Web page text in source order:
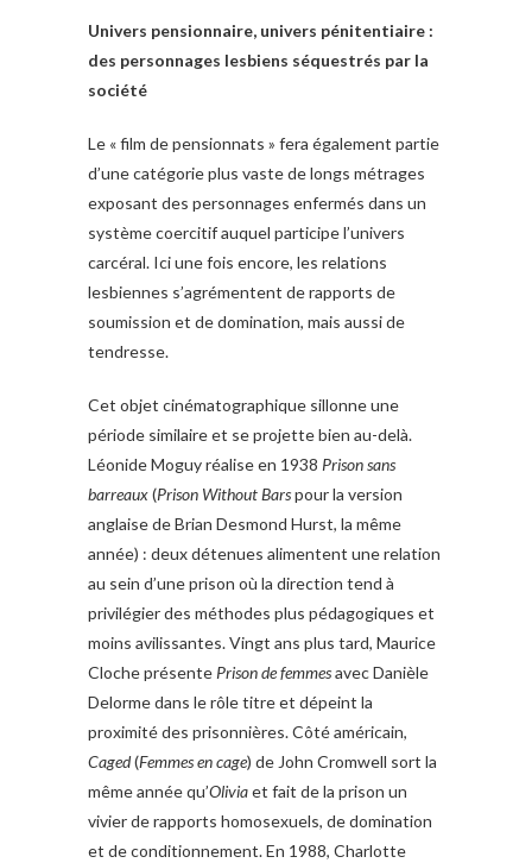
Univers pensionnaire, univers pénitentiaire :
des personnages lesbiens séquestrés par la
société
Le « film de pensionnats » fera également partie
d’une catégorie plus vaste de longs métrages
exposant des personnages enfermés dans un
système coercitif auquel participe l’univers
carcéral. Ici une fois encore, les relations
lesbiennes s’agrémentent de rapports de
soumission et de domination, mais aussi de
tendresse.
Cet objet cinématographique sillonne une
période similaire et se projette bien au-delà.
Léonide Moguy réalise en 1938 Prison sans
barreaux(Prison Without Barspour la version
anglaise de Brian Desmond Hurst, la même
année) : deux détenues alimentent une relation
au sein d’une prison où la direction tend à
privilégier des méthodes plus pédagogiques et
moins avilissantes. Vingt ans plus tard, Maurice
Cloche présente Prison de femmesavec Danièle
Delorme dans le rôle titre et dépeint la
proximité des prisonnières. Côté américain,
Caged(Femmes en cage) de John Cromwell sort la
même année qu’Oliviaet fait de la prison un
vivier de rapports homosexuels, de domination
et de conditionnement. En 1988, Charlotte